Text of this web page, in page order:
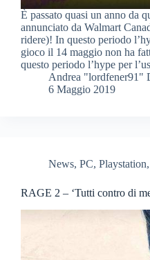
È passato quasi un anno da
annunciato da Walmart
ridere)! In questo periodo
gioco il 14 maggio non ha
questo periodo l’hype per
Andrea "lordfener91"
6 Maggio 2019
News, PC, Playstation,
RAGE 2 – ‘Tutti contro di